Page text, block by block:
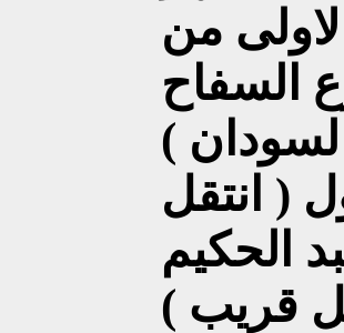
من
السفاح
( انتقل
الحكيم
قريب )